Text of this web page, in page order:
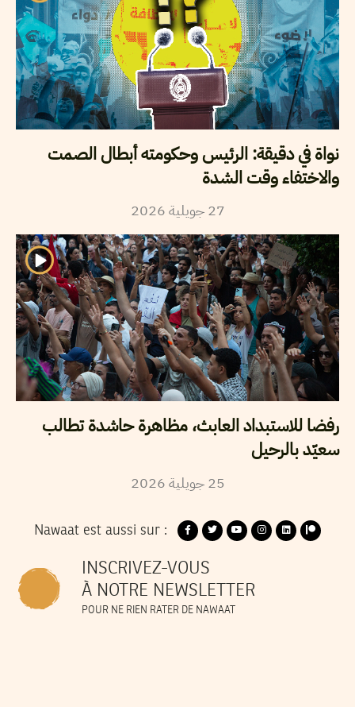
نواة في دقيقة: الرئيس وحكومته أبطال الصمت
والاختفاء وقت الشدة
27 جويلية2026
رفضا للاستبداد العابث، مظاهرة حاشدة تطالب
سعيّد بالرحيل
25 جويلية2026
Nawaat est aussi sur :
INSCRIVEZ-VOUS
À NOTRE NEWSLETTER
POUR NE RIEN RATER DE NAWAAT